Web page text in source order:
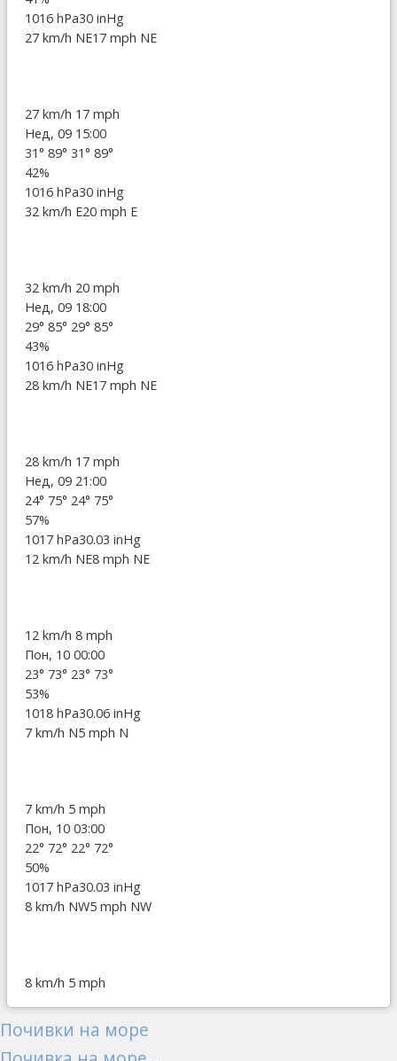
1016 hPa30 inHg
27 km/h NE17 mph NE
27 km/h 17 mph
Нед, 09 15:00
31° 89° 31° 89°
42%
1016 hPa30 inHg
32 km/h E20 mph E
32 km/h 20 mph
Нед, 09 18:00
29° 85° 29° 85°
43%
1016 hPa30 inHg
28 km/h NE17 mph NE
28 km/h 17 mph
Нед, 09 21:00
24° 75° 24° 75°
57%
1017 hPa30.03 inHg
12 km/h NE8 mph NE
12 km/h 8 mph
Пон, 10 00:00
23° 73° 23° 73°
53%
1018 hPa30.06 inHg
7 km/h N5 mph N
7 km/h 5 mph
Пон, 10 03:00
22° 72° 22° 72°
50%
1017 hPa30.03 inHg
8 km/h NW5 mph NW
8 km/h 5 mph
Почивки на море